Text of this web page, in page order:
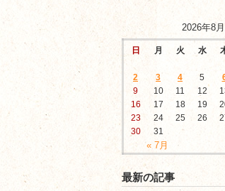
2026年8月
日 月 火 水
« 7月
2
3 4 5
9
10 11 12
16
17 18 19
23
24 25 26
30
31
最新の記事